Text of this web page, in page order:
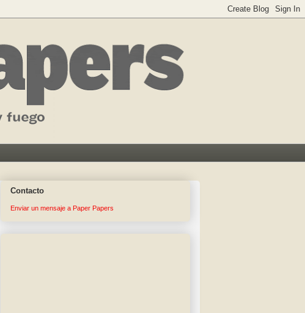
Contacto
Enviar un mensaje a Paper Papers